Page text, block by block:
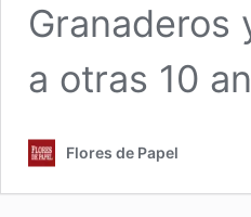
Granaderos
a otras 10
Flores de Papel